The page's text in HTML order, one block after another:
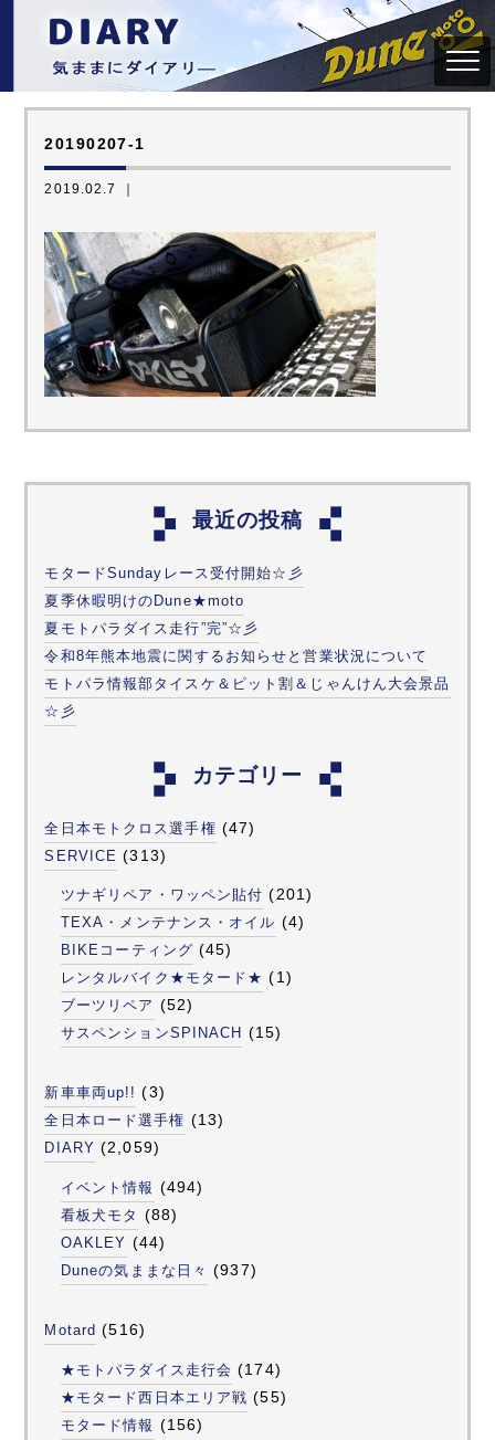
20190207-1
2019.02.7 ｜
最近の投稿
モタードSundayレース受付開始☆彡
夏季休暇明けのDune★moto
夏モトパラダイス走行”完”☆彡
令和8年熊本地震に関するお知らせと営業状況について
モトパラ情報部タイスケ＆ピット割＆じゃんけん大会景品
☆彡
カテゴリー
全日本モトクロス選手権 (47)
SERVICE (313)
ツナギリペア・ワッペン貼付 (201)
TEXA・メンテナンス・オイル (4)
BIKEコーティング (45)
レンタルバイク★モタード★ (1)
ブーツリペア (52)
サスペンションSPINACH (15)
新車車両up!! (3)
全日本ロード選手権 (13)
DIARY (2,059)
イベント情報 (494)
看板犬モタ (88)
OAKLEY (44)
Duneの気ままな日々 (937)
Motard (516)
★モトパラダイス走行会 (174)
★モタード西日本エリア戦 (55)
モタード情報 (156)